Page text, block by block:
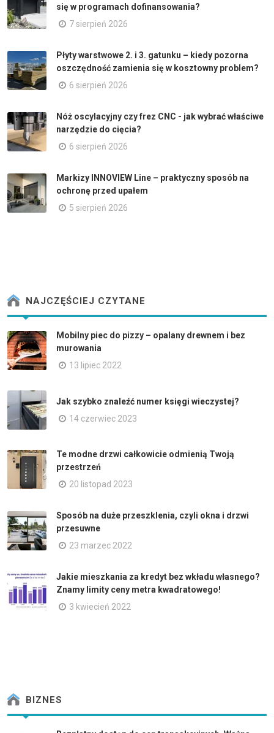
się w programach dofinansowania?
7 sierpień 2026
Płyty warstwowe 2. i 3. gatunku – kiedy pozorna
oszczędność zamienia się w kosztowny problem?
6 sierpień 2026
Nóż oscylacyjny czy frez CNC - jak wybrać właściwe
narzędzie do cięcia?
6 sierpień 2026
Markizy INNOVIEW Line – praktyczny sposób na
ochronę przed upałem
5 sierpień 2026
NAJCZĘŚCIEJ CZYTANE
Mobilny piec do pizzy – opalany drewnem i bez
murowania
13 lipiec 2022
Jak szybko znaleźć numer księgi wieczystej?
14 czerwiec 2023
Te modne drzwi całkowicie odmienią Twoją
przestrzeń
20 listopad 2023
Sposób na duże przeszklenia, czyli okna i drzwi
przesuwne
23 marzec 2022
Jakie mieszkania za kredyt bez wkładu własnego?
Znamy limity ceny metra kwadratowego!
3 kwiecień 2022
BIZNES